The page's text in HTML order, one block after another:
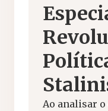
Ao analisar o